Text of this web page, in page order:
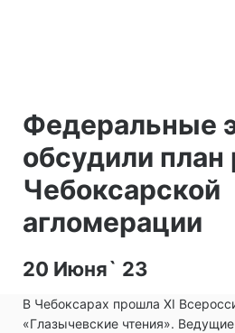
Федеральные
обсудили план
Чебоксарской
агломерации
20 Июня` 23
В Чебоксарах прошла XI
«Глазычевские чтения».